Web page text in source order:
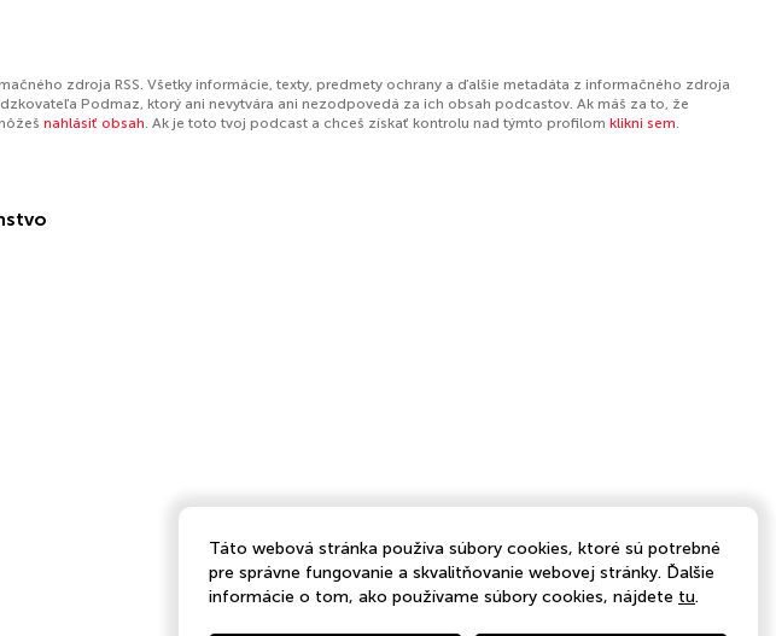
zdroja RSS. Všetky informácie, texty, predmety ochrany a ďalšie metadáta z informačného zdroja
Podmaz, ktorý ani nevytvára ani nezodpovedá za ich obsah podcastov. Ak máš za to, že
nahlásiť obsah. Ak je toto tvoj podcast a chceš získať kontrolu nad týmto profilom klikni sem.
Táto webová stránka používa súbory cookies, ktoré sú potrebné
pre správne fungovanie a skvalitňovanie webovej stránky. Ďalšie
informácie o tom, ako používame súbory cookies, nájdete tu.